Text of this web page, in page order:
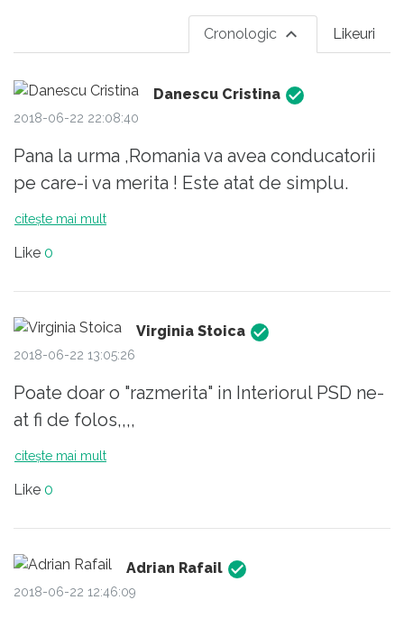
Likeuri
Cronologic
Danescu Cristina
2018-06-22 22:08:40
Pana la urma ,Romania va avea conducatorii
pe care-i va merita ! Este atat de simplu.
citește mai mult
Like 0
Virginia Stoica
2018-06-22 13:05:26
Poate doar o "razmerita" in Interiorul PSD ne-
at fi de folos,,,,
citește mai mult
Like 0
Adrian Rafail
2018-06-22 12:46:09